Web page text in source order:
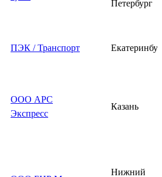
Петербург
ПЭК / Транспорт
ООО АРС
Экспресс
Казань
Нижний